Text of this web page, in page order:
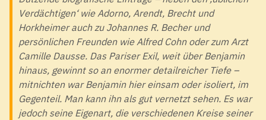
Verdächtigen‘ wie Adorno, Arendt, Brecht und
Horkheimer auch zu Johannes R. Becher und
persönlichen Freunden wie Alfred Cohn oder zum Arzt
Camille Dausse. Das Pariser Exil, weit über Benjamin
hinaus, gewinnt so an enormer detailreicher Tiefe –
mitnichten war Benjamin hier einsam oder isoliert, im
Gegenteil. Man kann ihn als gut vernetzt sehen. Es war
jedoch seine Eigenart, die verschiedenen Kreise seiner